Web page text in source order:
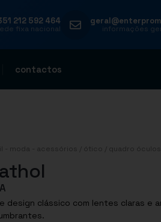
212 592 464
fixa nacional informações
contactos
- moda - acessórios ótico quadro óculos
design clássico com lentes claras e